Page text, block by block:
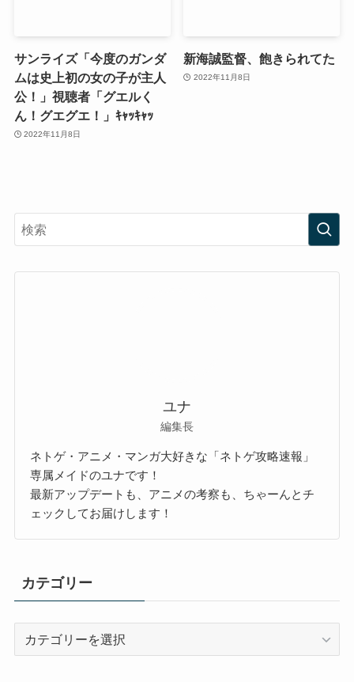
サンライズ「今度のガンダ
ムは史上初の女の子が主人
公！」視聴者「グエルく
ん！グエグエ！」ｷｬｯｷｬｯ
2022年11月8日
新海誠監督、飽きられてた
2022年11月8日
ユナ
編集長
ネトゲ・アニメ・マンガ大好きな「ネトゲ攻略速報」
専属メイドのユナです！
最新アップデートも、アニメの考察も、ちゃーんとチ
ェックしてお届けします！
カテゴリー